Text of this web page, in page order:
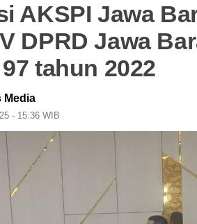
AKSPI Jawa
DPRD Jawa
tahun 2022
Media
- 15:36 WIB